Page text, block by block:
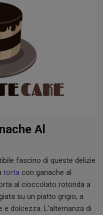
Al
fascino di queste delizie
torta con ganache al
al cioccolato rotonda a
su un piatto grigio, a
e dolcezza. L'alternanza di